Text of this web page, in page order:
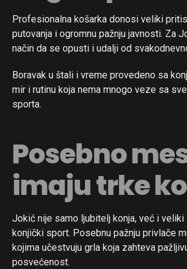
Profesionalna košarka donosi veliki
putovanja i ogromnu pažnju javnosti. Za
način da se opusti i udalji od
Boravak u štali i vreme provedeno sa
mir i rutinu koja nema mnogo veze sa
sporta.
Posebno
imaju trke
Jokić nije samo ljubitelj konja, već i veliki
konjički sport. Posebnu pažnju privlače
kojima učestvuju grla koja zahteva
posvećenost.